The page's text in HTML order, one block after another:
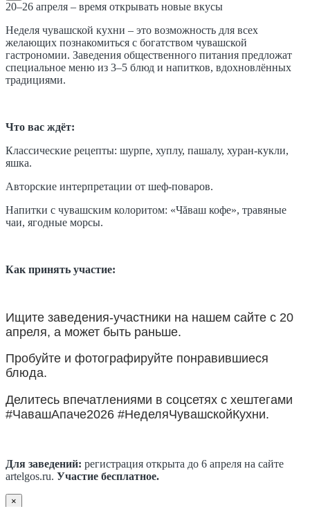
20–26 апреля – время открывать новые вкусы
Неделя чувашской кухни – это возможность для всех
желающих познакомиться с богатством чувашской
гастрономии. Заведения общественного питания предложат
специальное меню из 3–5 блюд и напитков, вдохновлённых
традициями.
Что вас ждёт:
Классические рецепты: шурпе, хуплу, пашалу, хуран-кукли,
яшка.
Авторские интерпретации от шеф-поваров.
Напитки с чувашским колоритом: «Чăваш кофе», травяные
чаи, ягодные морсы.
Как принять участие:
Ищите заведения-участники на нашем сайте с 20
апреля, а может быть раньше.
Пробуйте и фотографируйте понравившиеся
блюда.
Делитесь впечатлениями в соцсетях с хештегами
#ЧавашАпаче2026 #НеделяЧувашскойКухни.
Для заведений: регистрация открыта до 6 апреля на сайте
artelgos.ru. Участие бесплатное.
×